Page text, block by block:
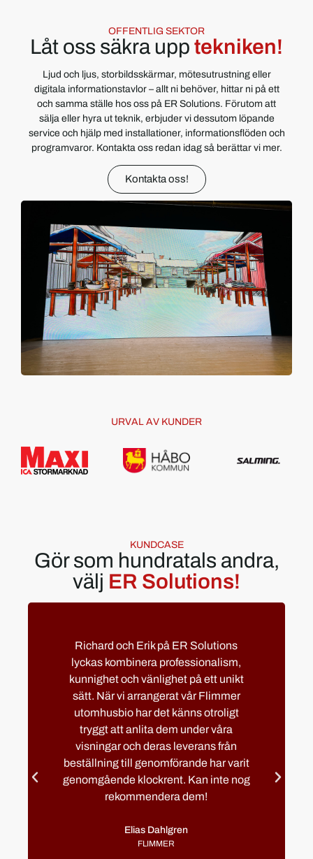
OFFENTLIG SEKTOR
Låt oss säkra upp tekniken!
Ljud och ljus, storbildsskärmar, mötesutrustning eller
digitala informationstavlor – allt ni behöver, hittar ni på ett
och samma ställe hos oss på ER Solutions. Förutom att
sälja eller hyra ut teknik, erbjuder vi dessutom löpande
service och hjälp med installationer, informationsflöden och
programvaror. Kontakta oss redan idag så berättar vi mer.
Kontakta oss!
URVAL AV KUNDER
KUNDCASE
Gör som hundratals andra,
välj ER Solutions!
Richard och Erik på ER Solutions
lyckas kombinera professionalism,
kunnighet och vänlighet på ett unikt
sätt. När vi arrangerat vår Flimmer
utomhusbio har det känns otroligt
tryggt att anlita dem under våra
visningar och deras leverans från
beställning till genomförande har varit
genomgående klockrent. Kan inte nog
rekommendera dem!
Elias Dahlgren
FLIMMER